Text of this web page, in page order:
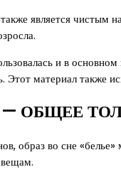
является чистым
и в
Этот материал также
— ОБЩЕЕ
образ во сне